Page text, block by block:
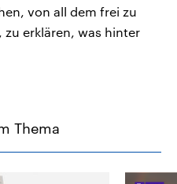
von all dem frei zu
zu erklären, was hinter
Thema